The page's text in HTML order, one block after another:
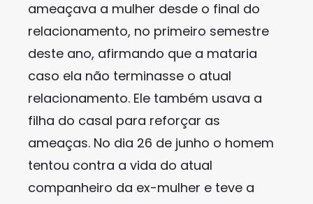
ameaçava a mulher desde o final do
relacionamento, no primeiro semestre
deste ano, afirmando que a mataria
caso ela não terminasse o atual
relacionamento. Ele também usava a
filha do casal para reforçar as
ameaças. No dia 26 de junho o homem
tentou contra a vida do atual
companheiro da ex-mulher e teve a